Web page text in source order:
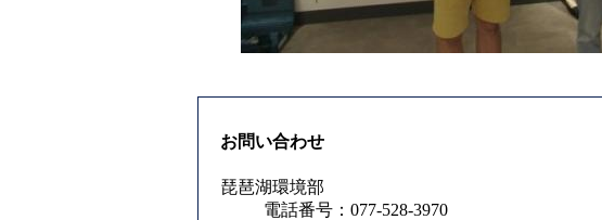
お問い合わせ
琵琶湖環境部
電話番号：077-528-3970